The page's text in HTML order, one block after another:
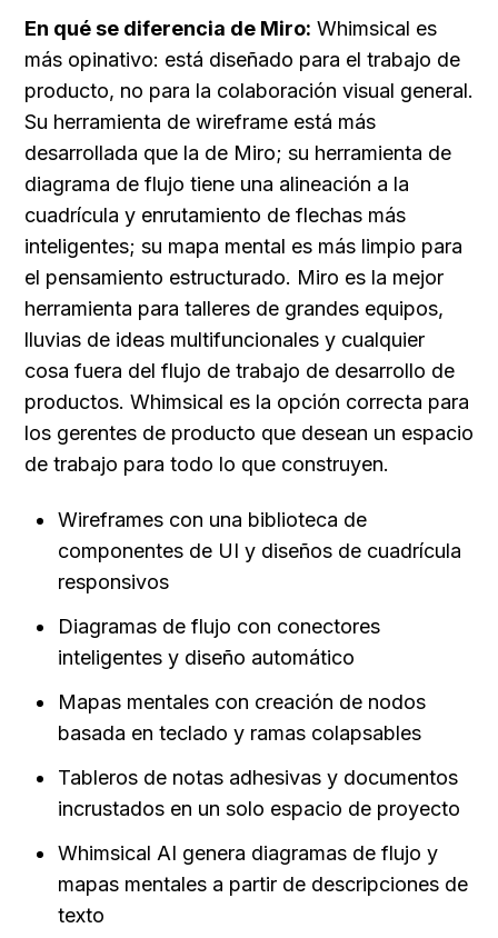
En qué se diferencia de Miro: Whimsical es
más opinativo: está diseñado para el trabajo de
producto, no para la colaboración visual general.
Su herramienta de wireframe está más
desarrollada que la de Miro; su herramienta de
diagrama de flujo tiene una alineación a la
cuadrícula y enrutamiento de flechas más
inteligentes; su mapa mental es más limpio para
el pensamiento estructurado. Miro es la mejor
herramienta para talleres de grandes equipos,
lluvias de ideas multifuncionales y cualquier
cosa fuera del flujo de trabajo de desarrollo de
productos. Whimsical es la opción correcta para
los gerentes de producto que desean un espacio
de trabajo para todo lo que construyen.
Wireframes con una biblioteca de
componentes de UI y diseños de cuadrícula
responsivos
Diagramas de flujo con conectores
inteligentes y diseño automático
Mapas mentales con creación de nodos
basada en teclado y ramas colapsables
Tableros de notas adhesivas y documentos
incrustados en un solo espacio de proyecto
Whimsical AI genera diagramas de flujo y
mapas mentales a partir de descripciones de
texto